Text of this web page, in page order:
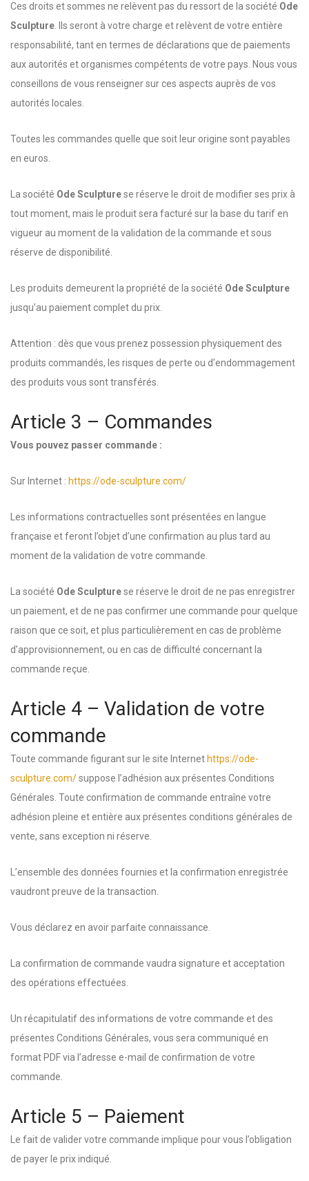
Ces droits et sommes ne relèvent pas du ressort de la société Ode
Sculpture . Ils seront à votre charge et relèvent de votre entière
responsabilité, tant en termes de déclarations que de paiements
aux autorités et organismes compétents de votre pays. Nous vous
conseillons de vous renseigner sur ces aspects auprès de vos
autorités locales.
Toutes les commandes quelle que soit leur origine sont payables
en euros.
La société Ode Sculpturese réserve le droit de modifier ses prix à
tout moment, mais le produit sera facturé sur la base du tarif en
vigueur au moment de la validation de la commande et sous
réserve de disponibilité.
Les produits demeurent la propriété de la société Ode Sculpture
jusqu’au paiement complet du prix.
Attention : dès que vous prenez possession physiquement des
produits commandés, les risques de perte ou d’endommagement
des produits vous sont transférés.
Article 3 – Commandes
Vous pouvez passer commande :
Sur Internet : https://ode-sculpture.com/
Les informations contractuelles sont présentées en langue
française et feront l’objet d’une confirmation au plus tard au
moment de la validation de votre commande.
La société Ode Sculpturese réserve le droit de ne pas enregistrer
un paiement, et de ne pas confirmer une commande pour quelque
raison que ce soit, et plus particulièrement en cas de problème
d’approvisionnement, ou en cas de difficulté concernant la
commande reçue.
Article 4 – Validation de votre
commande
Toute commande figurant sur le site Internet https://ode-
sculpture.com/suppose l’adhésion aux présentes Conditions
Générales. Toute confirmation de commande entraîne votre
adhésion pleine et entière aux présentes conditions générales de
vente, sans exception ni réserve.
L’ensemble des données fournies et la confirmation enregistrée
vaudront preuve de la transaction.
Vous déclarez en avoir parfaite connaissance.
La confirmation de commande vaudra signature et acceptation
des opérations effectuées.
Un récapitulatif des informations de votre commande et des
présentes Conditions Générales, vous sera communiqué en
format PDF via l’adresse e-mail de confirmation de votre
commande.
Article 5 – Paiement
Le fait de valider votre commande implique pour vous l’obligation
de payer le prix indiqué.